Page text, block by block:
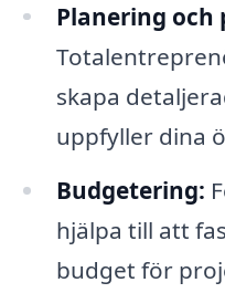
Planering
skapa
uppfyller dina
Budgetering:
hjälpa till att
budget för